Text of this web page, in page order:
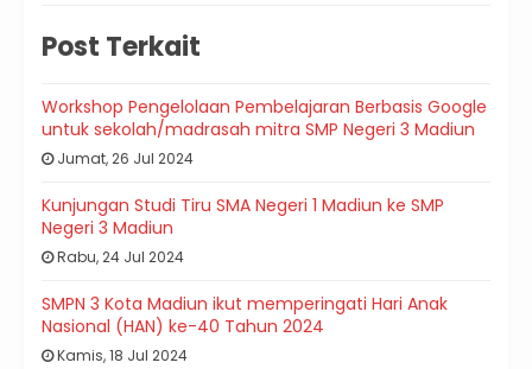
Post Terkait
Workshop Pengelolaan Pembelajaran Berbasis Google
untuk sekolah/madrasah mitra SMP Negeri 3 Madiun
Jumat, 26 Jul 2024
Kunjungan Studi Tiru SMA Negeri 1 Madiun ke SMP
Negeri 3 Madiun
Rabu, 24 Jul 2024
SMPN 3 Kota Madiun ikut memperingati Hari Anak
Nasional (HAN) ke-40 Tahun 2024
Kamis, 18 Jul 2024